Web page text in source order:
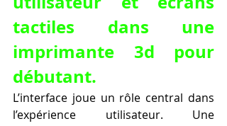
tactiles dans une
imprimante 3d pour
débutant.
L’interface joue un rôle central dans
l’expérience utilisateur. Une